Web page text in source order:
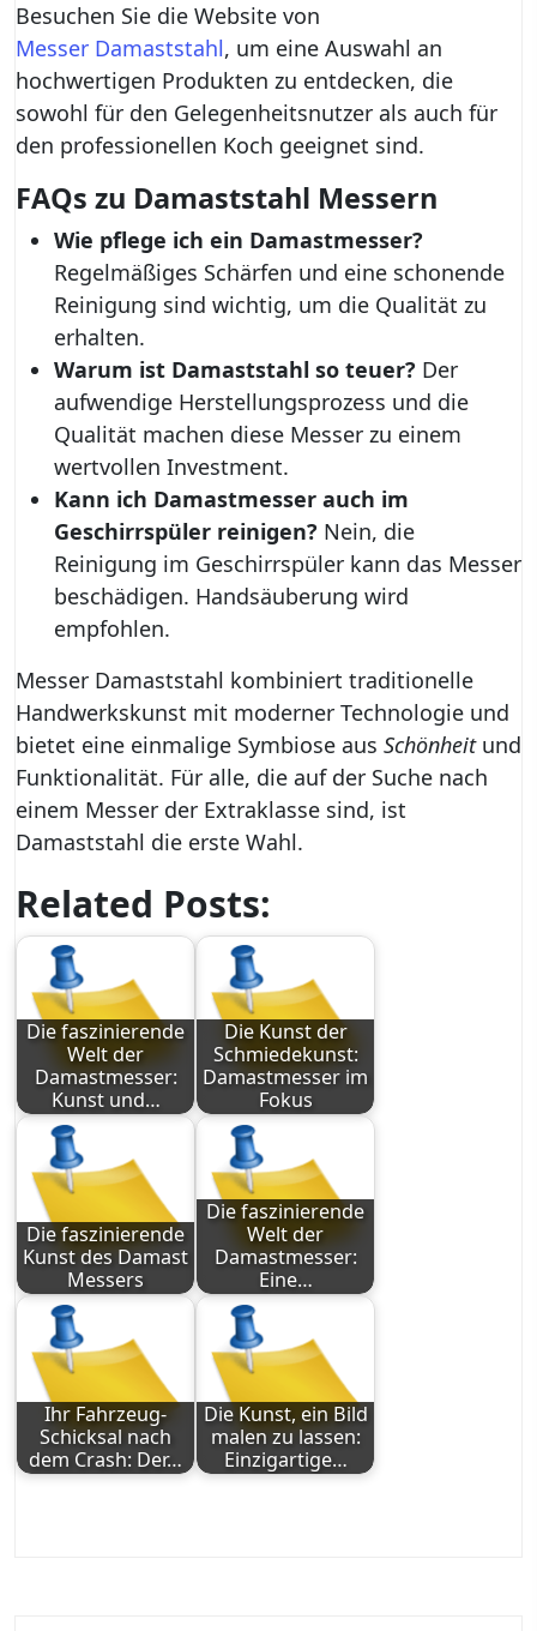
Besuchen Sie die Website von
Messer Damaststahl, um eine Auswahl an
hochwertigen Produkten zu entdecken, die
sowohl für den Gelegenheitsnutzer als auch für
den professionellen Koch geeignet sind.
FAQs zu Damaststahl Messern
Wie pflege ich ein Damastmesser?
Regelmäßiges Schärfen und eine schonende
Reinigung sind wichtig, um die Qualität zu
erhalten.
Warum ist Damaststahl so teuer? Der
aufwendige Herstellungsprozess und die
Qualität machen diese Messer zu einem
wertvollen Investment.
Kann ich Damastmesser auch im
Geschirrspüler reinigen? Nein, die
Reinigung im Geschirrspüler kann das Messer
beschädigen. Handsäuberung wird
empfohlen.
Messer Damaststahl kombiniert traditionelle
Handwerkskunst mit moderner Technologie und
bietet eine einmalige Symbiose aus Schönheitund
Funktionalität. Für alle, die auf der Suche nach
einem Messer der Extraklasse sind, ist
Damaststahl die erste Wahl.
Related Posts:
Die faszinierende
Welt der
Damastmesser:
Kunst und…
Die Kunst der
Schmiedekunst:
Damastmesser im
Fokus
Die faszinierende
Kunst des Damast
Messers
Die faszinierende
Welt der
Damastmesser:
Eine…
Ihr Fahrzeug-
Schicksal nach
dem Crash: Der…
Die Kunst, ein Bild
malen zu lassen:
Einzigartige…